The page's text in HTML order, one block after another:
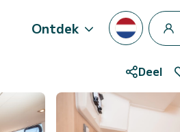
Ontdek
Deel